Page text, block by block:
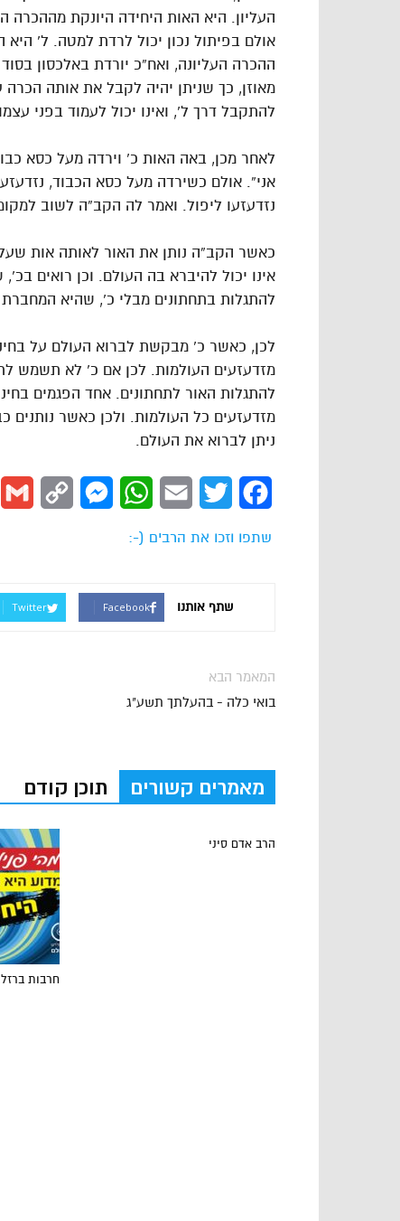
העליון. היא האות היחידה היונקת מההכרה
אולם בפיתול נכון יכול לרדת למטה. ל’
ההכרה העליונה, ואח”כ יורדת באלכסון
מאוזן, כך שניתן יהיה לקבל את אותה
להתקבל דרך ל’, ואינו יכול לעמוד בפני
לאחר מכן, באה האות כ’ וירדה מעל כסא
אני”. אולם כשירדה מעל כסא הכבוד,
נזדעזעו ליפול. ואמר לה הקב”ה לשוב
כאשר הקב”ה נותן את האור לאותה אות
אינו יכול להיברא בה העולם. וכן רואים
להתגלות בתחתונים מבלי כ’, שהיא המחברת
לכן, כאשר כ’ מבקשת לברוא העולם על
מזדעזעים העולמות. לכן אם כ’ לא תשמש
להתגלות האור לתחתונים. אחד הפגמים
מזדעזעים כל העולמות. ולכן כאשר נותנים
ניתן לברוא את העולם.
Facebook
Twitter
Email
WhatsApp
Messenger
Copy
שתפו וזכו את הרבים (-:
שתף אותנו Facebook
Twitter
המאמר הבא
בואי כלה - בהעלתך תשע"ג
מאמרים קשורים תוכן קודם
חרבות ברזל
הרב אדם סיני